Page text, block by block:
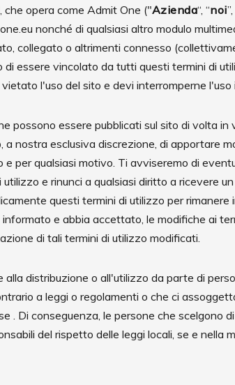
opera come Admit One ("Azienda“, “noi
nonché di qualsiasi altro modulo
collegato o altrimenti connesso
essere vincolato da tutti questi termini di
l'uso del sito e devi interromperne l'uso
possono essere pubblicati sul sito di volta
nostra esclusiva discrezione, di apportare
per qualsiasi motivo. Ti avviseremo di
e rinunci a qualsiasi diritto a ricevere
questi termini di utilizzo per rimanere
e abbia accettato, le modifiche ai
di tali termini di utilizzo modificati.
distribuzione o all'utilizzo da parte di
a leggi o regolamenti o che ci
. Di conseguenza, le persone che scelgono
del rispetto delle leggi locali, se e nella